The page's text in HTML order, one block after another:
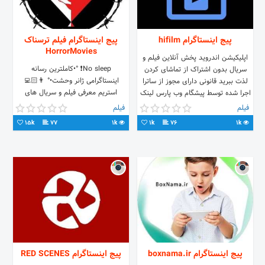
پیج اینستاگرام hifilm
اپلیکیشن اندروید پخش آنلاین فیلم و
سریال بدون اشتراک از تماشای کردن
لذت ببرید قانونی دارای مجوز از ساترا
اجرا شده توسط پیشگام وب پارس لینک
دانلود :pishgamwp.ir/hifilm.apk
فیلم
1k
76
1k
پیج اینستاگرام فیلم ترسناک
HorrorMovies
No sleep❗ °•کاملترین رسانه
اینستاگرامی ژانر وحشت•° 👨🏻‍💻
استریم معرفی فیلم و سریال های
ترسناک 🎬 اخبار و نقد و بررسی ،
معرفی بازی های ترسناک دانلود 📂
فیلم
1k
77
15k
پیج اینستاگرام boxnama.ir پیج اینستاگرام RED SCENES